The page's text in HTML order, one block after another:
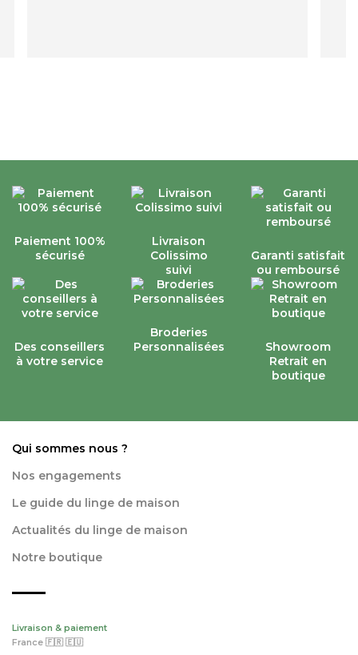
Paiement 100%
sécurisé
Livraison
Colissimo
suivi
Garanti satisfait
ou remboursé
Des conseillers
à votre service
Broderies
Personnalisées
Showroom
Retrait en
boutique
Qui sommes nous ?
Nos engagements
Le guide du linge de maison
Actualités du linge de maison
Notre boutique
Livraison & paiement
France 🇫🇷 🇪🇺